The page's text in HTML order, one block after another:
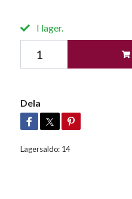
I lager.
Dela
Lagersaldo: 14